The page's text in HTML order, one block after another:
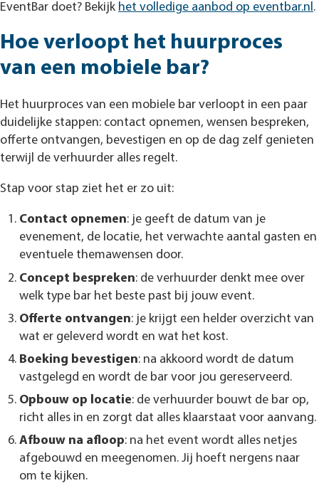
EventBar doet? Bekijk het volledige aanbod op eventbar.nl.
Hoe verloopt het huurproces
van een mobiele bar?
Het huurproces van een mobiele bar verloopt in een paar
duidelijke stappen: contact opnemen, wensen bespreken,
offerte ontvangen, bevestigen en op de dag zelf genieten
terwijl de verhuurder alles regelt.
Stap voor stap ziet het er zo uit:
Contact opnemen: je geeft de datum van je
evenement, de locatie, het verwachte aantal gasten en
eventuele themawensen door.
Concept bespreken: de verhuurder denkt mee over
welk type bar het beste past bij jouw event.
Offerte ontvangen: je krijgt een helder overzicht van
wat er geleverd wordt en wat het kost.
Boeking bevestigen: na akkoord wordt de datum
vastgelegd en wordt de bar voor jou gereserveerd.
Opbouw op locatie: de verhuurder bouwt de bar op,
richt alles in en zorgt dat alles klaarstaat voor aanvang.
Afbouw na afloop: na het event wordt alles netjes
afgebouwd en meegenomen. Jij hoeft nergens naar
om te kijken.